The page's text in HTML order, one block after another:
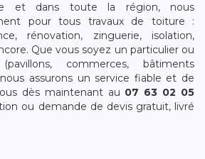
et dans toute la région, nous
pour tous travaux de toiture :
rénovation, zinguerie, isolation,
Que vous soyez un particulier ou
commerces, bâtiments
assurons un service fiable et de
dès maintenant au 07 63 02 05
ou demande de devis gratuit, livré